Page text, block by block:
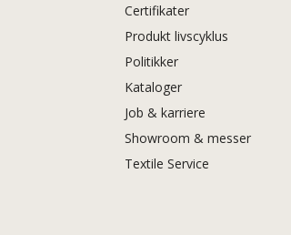
Certifikater
Produkt livscyklus
Politikker
Kataloger
Job & karriere
Showroom & messer
Textile Service